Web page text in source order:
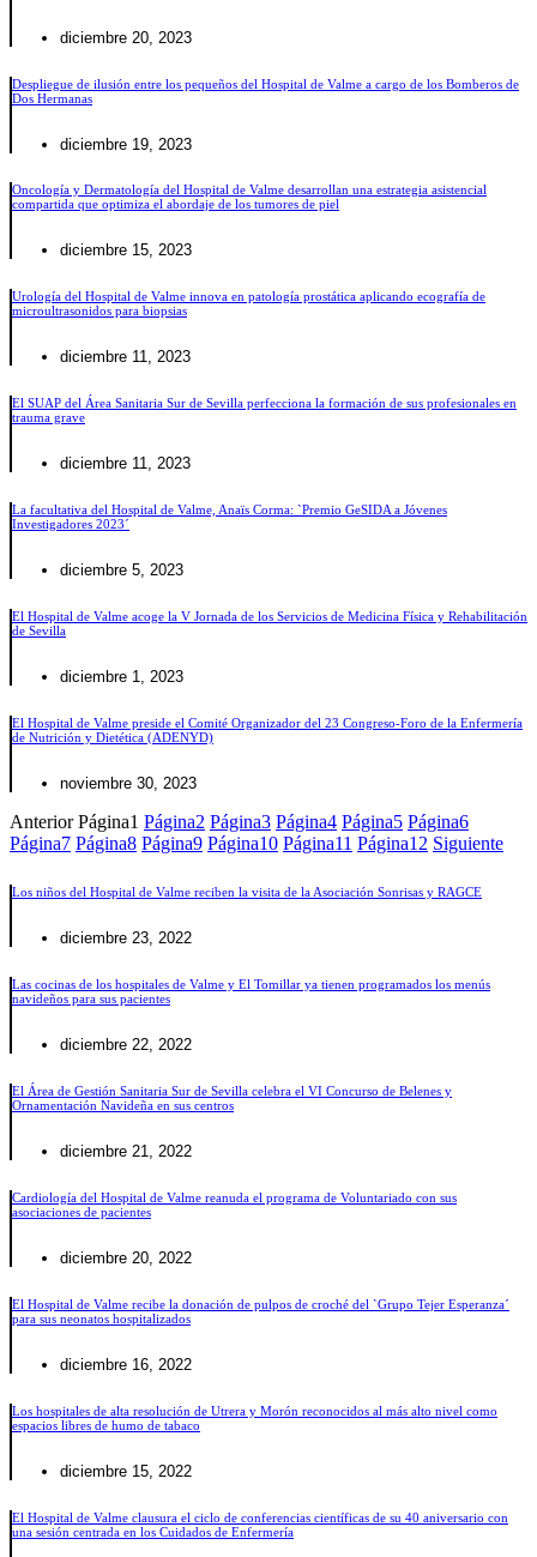
diciembre 20, 2023
Despliegue de ilusión entre los pequeños del Hospital de Valme a cargo de los Bomberos de
Dos Hermanas
diciembre 19, 2023
Oncología y Dermatología del Hospital de Valme desarrollan una estrategia asistencial
compartida que optimiza el abordaje de los tumores de piel
diciembre 15, 2023
Urología del Hospital de Valme innova en patología prostática aplicando ecografía de
microultrasonidos para biopsias
diciembre 11, 2023
El SUAP del Área Sanitaria Sur de Sevilla perfecciona la formación de sus profesionales en
trauma grave
diciembre 11, 2023
La facultativa del Hospital de Valme, Anaïs Corma: `Premio GeSIDA a Jóvenes
Investigadores 2023´
diciembre 5, 2023
El Hospital de Valme acoge la V Jornada de los Servicios de Medicina Física y Rehabilitación
de Sevilla
diciembre 1, 2023
El Hospital de Valme preside el Comité Organizador del 23 Congreso-Foro de la Enfermería
de Nutrición y Dietética (ADENYD)
noviembre 30, 2023
Anterior Página1 Página2 Página3 Página4 Página5 Página6
Página7 Página8 Página9 Página10 Página11 Página12 Siguiente
Los niños del Hospital de Valme reciben la visita de la Asociación Sonrisas y RAGCE
diciembre 23, 2022
Las cocinas de los hospitales de Valme y El Tomillar ya tienen programados los menús
navideños para sus pacientes
diciembre 22, 2022
El Área de Gestión Sanitaria Sur de Sevilla celebra el VI Concurso de Belenes y
Ornamentación Navideña en sus centros
diciembre 21, 2022
Cardiología del Hospital de Valme reanuda el programa de Voluntariado con sus
asociaciones de pacientes
diciembre 20, 2022
El Hospital de Valme recibe la donación de pulpos de croché del `Grupo Tejer Esperanza´
para sus neonatos hospitalizados
diciembre 16, 2022
Los hospitales de alta resolución de Utrera y Morón reconocidos al más alto nivel como
espacios libres de humo de tabaco
diciembre 15, 2022
El Hospital de Valme clausura el ciclo de conferencias científicas de su 40 aniversario con
una sesión centrada en los Cuidados de Enfermería